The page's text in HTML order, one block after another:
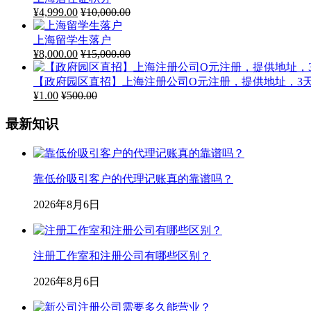
¥4,999.00 ¥10,000.00
上海留学生落户
¥8,000.00 ¥15,000.00
【政府园区直招】上海注册公司O元注册，提供地址，3
¥1.00 ¥500.00
最新知识
靠低价吸引客户的代理记账真的靠谱吗？
2026年8月6日
注册工作室和注册公司有哪些区别？
2026年8月6日